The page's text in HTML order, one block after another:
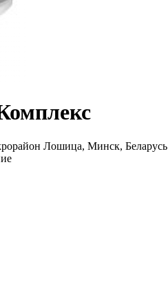
Лошица, Минск, Беларусь